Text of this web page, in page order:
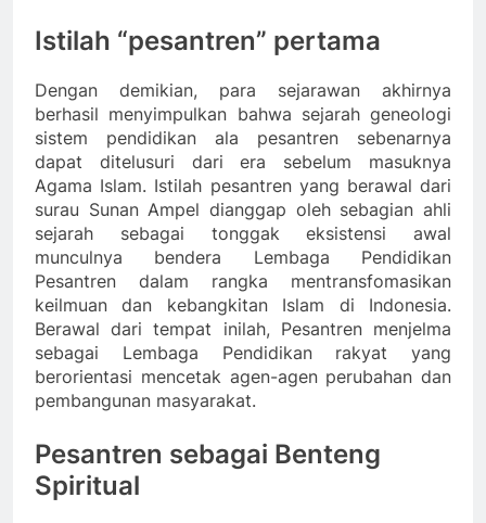
Istilah “pesantren” pertama
Dengan demikian, para sejarawan akhirnya
berhasil menyimpulkan bahwa sejarah geneologi
sistem pendidikan ala pesantren sebenarnya
dapat ditelusuri dari era sebelum masuknya
Agama Islam. Istilah pesantren yang berawal dari
surau Sunan Ampel dianggap oleh sebagian ahli
sejarah sebagai tonggak eksistensi awal
munculnya bendera Lembaga Pendidikan
Pesantren dalam rangka mentransfomasikan
keilmuan dan kebangkitan Islam di Indonesia.
Berawal dari tempat inilah, Pesantren menjelma
sebagai Lembaga Pendidikan rakyat yang
berorientasi mencetak agen-agen perubahan dan
pembangunan masyarakat.
Pesantren sebagai Benteng
Spiritual